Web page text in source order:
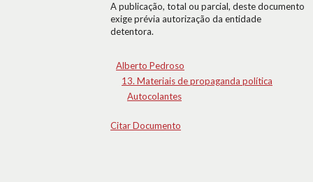
A publicação, total ou parcial, deste documento
exige prévia autorização da entidade
detentora.
Alberto Pedroso
13. Materiais de propaganda política
Autocolantes
Citar Documento